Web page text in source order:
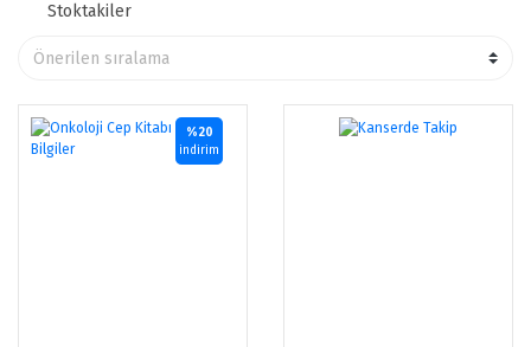
Stoktakiler
%20
indirim